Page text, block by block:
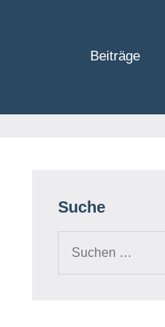
Beiträge
Suche